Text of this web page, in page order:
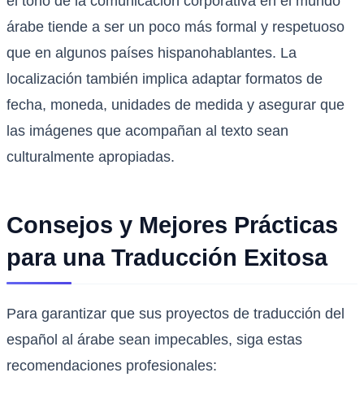
árabe tiende a ser un poco más formal y respetuoso
que en algunos países hispanohablantes. La
localización también implica adaptar formatos de
fecha, moneda, unidades de medida y asegurar que
las imágenes que acompañan al texto sean
culturalmente apropiadas.
Consejos y Mejores Prácticas
para una Traducción Exitosa
Para garantizar que sus proyectos de traducción del
español al árabe sean impecables, siga estas
recomendaciones profesionales: